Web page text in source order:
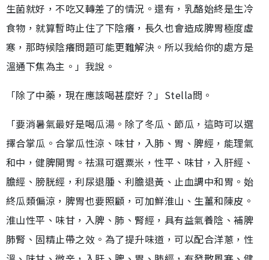
生菌就好，不吃又轉差了的情況。還有，乳酪始終是生冷
食物，就算暫時止住了下陰癢，長久也會造成脾胃極度虛
寒，那時候陰癢問題可能更難解決。所以我給你的處方是
溫通下焦為主。」我說。
「除了中藥，現在應該喝甚麼好？」Stella問。
「要消暑氣最好是喝瓜湯。除了冬瓜、節瓜，這時可以選
擇合掌瓜。合掌瓜性涼、味甘，入肺、胃、脾經，能理氣
和中，健脾開胃。祛濕可選粟米，性平、味甘，入肝經、
膽經、膀胱經，利尿退腫、利膽退黃、止血調中和胃。始
終瓜類偏涼，脾胃也要照顧，可加鮮淮山、生薑和陳皮。
淮山性平、味甘，入脾、肺、腎經，具有益氣養陰、補脾
肺腎、固精止帶之效。為了提升味道，可以配合洋蔥，性